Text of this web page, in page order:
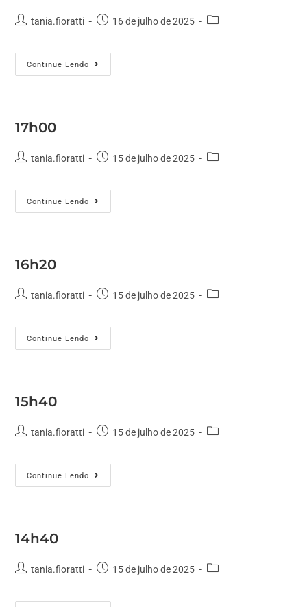
tania.fioratti 16 de julho de 2025
Continue Lendo
17h00
tania.fioratti 15 de julho de 2025
Continue Lendo
16h20
tania.fioratti 15 de julho de 2025
Continue Lendo
15h40
tania.fioratti 15 de julho de 2025
Continue Lendo
14h40
tania.fioratti 15 de julho de 2025